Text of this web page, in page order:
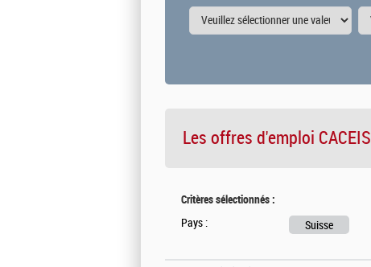
Les offres d'emploi CACEIS
Critères sélectionnés :
Pays : Suisse